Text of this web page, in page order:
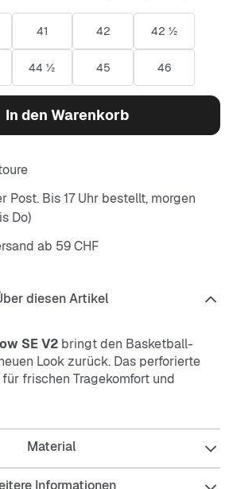
41 42 42 ½
44 ½ 45 46
In den Warenkorb
Post. Bis 17 Uhr bestellt, morgen
Do)
ab 59 CHF
diesen Artikel
SE V2 bringt den Basketball-
Look zurück. Das perforierte
frischen Tragekomfort und
strapazierfähige Verarbeitung
perfekten Begleiter für deinen
Material
Informationen